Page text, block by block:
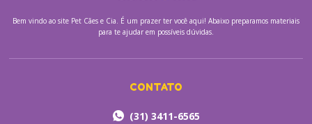
Bem vindo ao site Pet Cães e Cia. É um prazer ter você aqui! Abaixo preparamos materiais
para te ajudar em possíveis dúvidas.
CONTATO
(31) 3411-6565